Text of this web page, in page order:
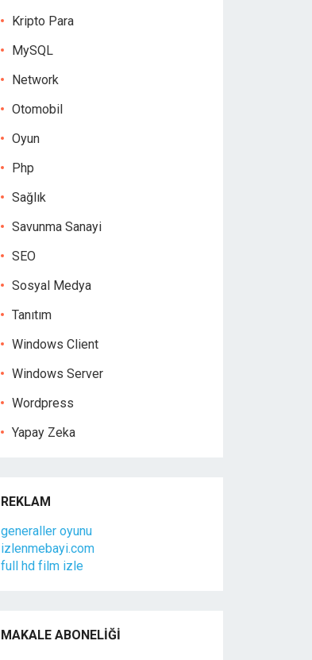
Kripto Para
MySQL
Network
Otomobil
Oyun
Php
Sağlık
Savunma Sanayi
SEO
Sosyal Medya
Tanıtım
Windows Client
Windows Server
Wordpress
Yapay Zeka
REKLAM
generaller oyunu
izlenmebayi.com
full hd film izle
MAKALE ABONELIĞI